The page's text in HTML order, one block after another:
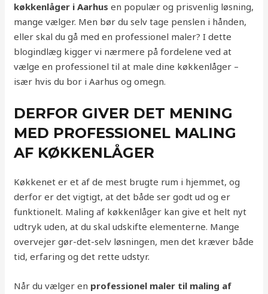
køkkenlåger i Aarhus en populær og prisvenlig løsning,
mange vælger. Men bør du selv tage penslen i hånden,
eller skal du gå med en professionel maler? I dette
blogindlæg kigger vi nærmere på fordelene ved at
vælge en professionel til at male dine køkkenlåger –
især hvis du bor i Aarhus og omegn.
DERFOR GIVER DET MENING
MED PROFESSIONEL MALING
AF KØKKENLÅGER
Køkkenet er et af de mest brugte rum i hjemmet, og
derfor er det vigtigt, at det både ser godt ud og er
funktionelt. Maling af køkkenlåger kan give et helt nyt
udtryk uden, at du skal udskifte elementerne. Mange
overvejer gør-det-selv løsningen, men det kræver både
tid, erfaring og det rette udstyr.
Når du vælger en professionel maler til maling af